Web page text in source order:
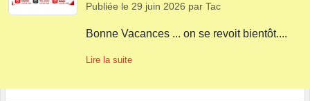
Publiée le 29 juin 2026 par Tac
Bonne Vacances ... on se revoit bientôt....
Lire la suite